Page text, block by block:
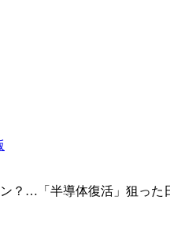
？…「半導体復活」狙った